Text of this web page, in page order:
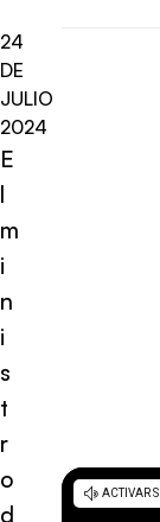
24
DE
JULIO
2024
E
l
m
i
n
i
s
t
r
o
d